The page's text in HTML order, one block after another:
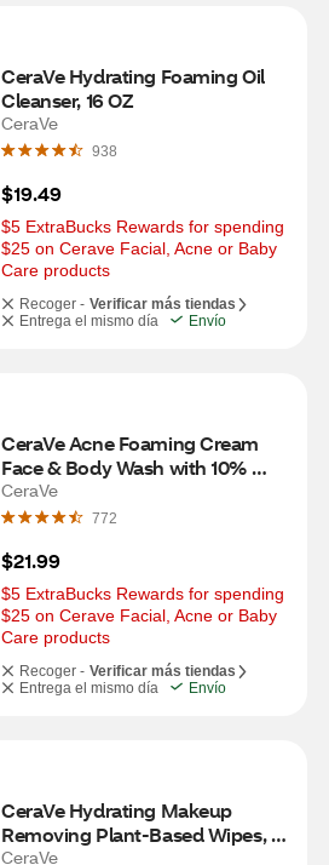
CeraVe Hydrating Foaming Oil
Cleanser, 16 OZ
CeraVe
938
$19.49
$5 ExtraBucks Rewards for spending
$25 on Cerave Facial, Acne or Baby
Care products
Recoger - Verificar más tiendas
Entrega el mismo día
Envío
CeraVe Acne Foaming Cream
Face & Body Wash with 10%
Benzoyl Peroxide, 5 OZ
CeraVe
772
$21.99
$5 ExtraBucks Rewards for spending
$25 on Cerave Facial, Acne or Baby
Care products
Recoger - Verificar más tiendas
Entrega el mismo día
Envío
CeraVe Hydrating Makeup
Removing Plant-Based Wipes,
25 CT
CeraVe